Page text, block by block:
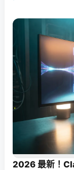
2026 最新！